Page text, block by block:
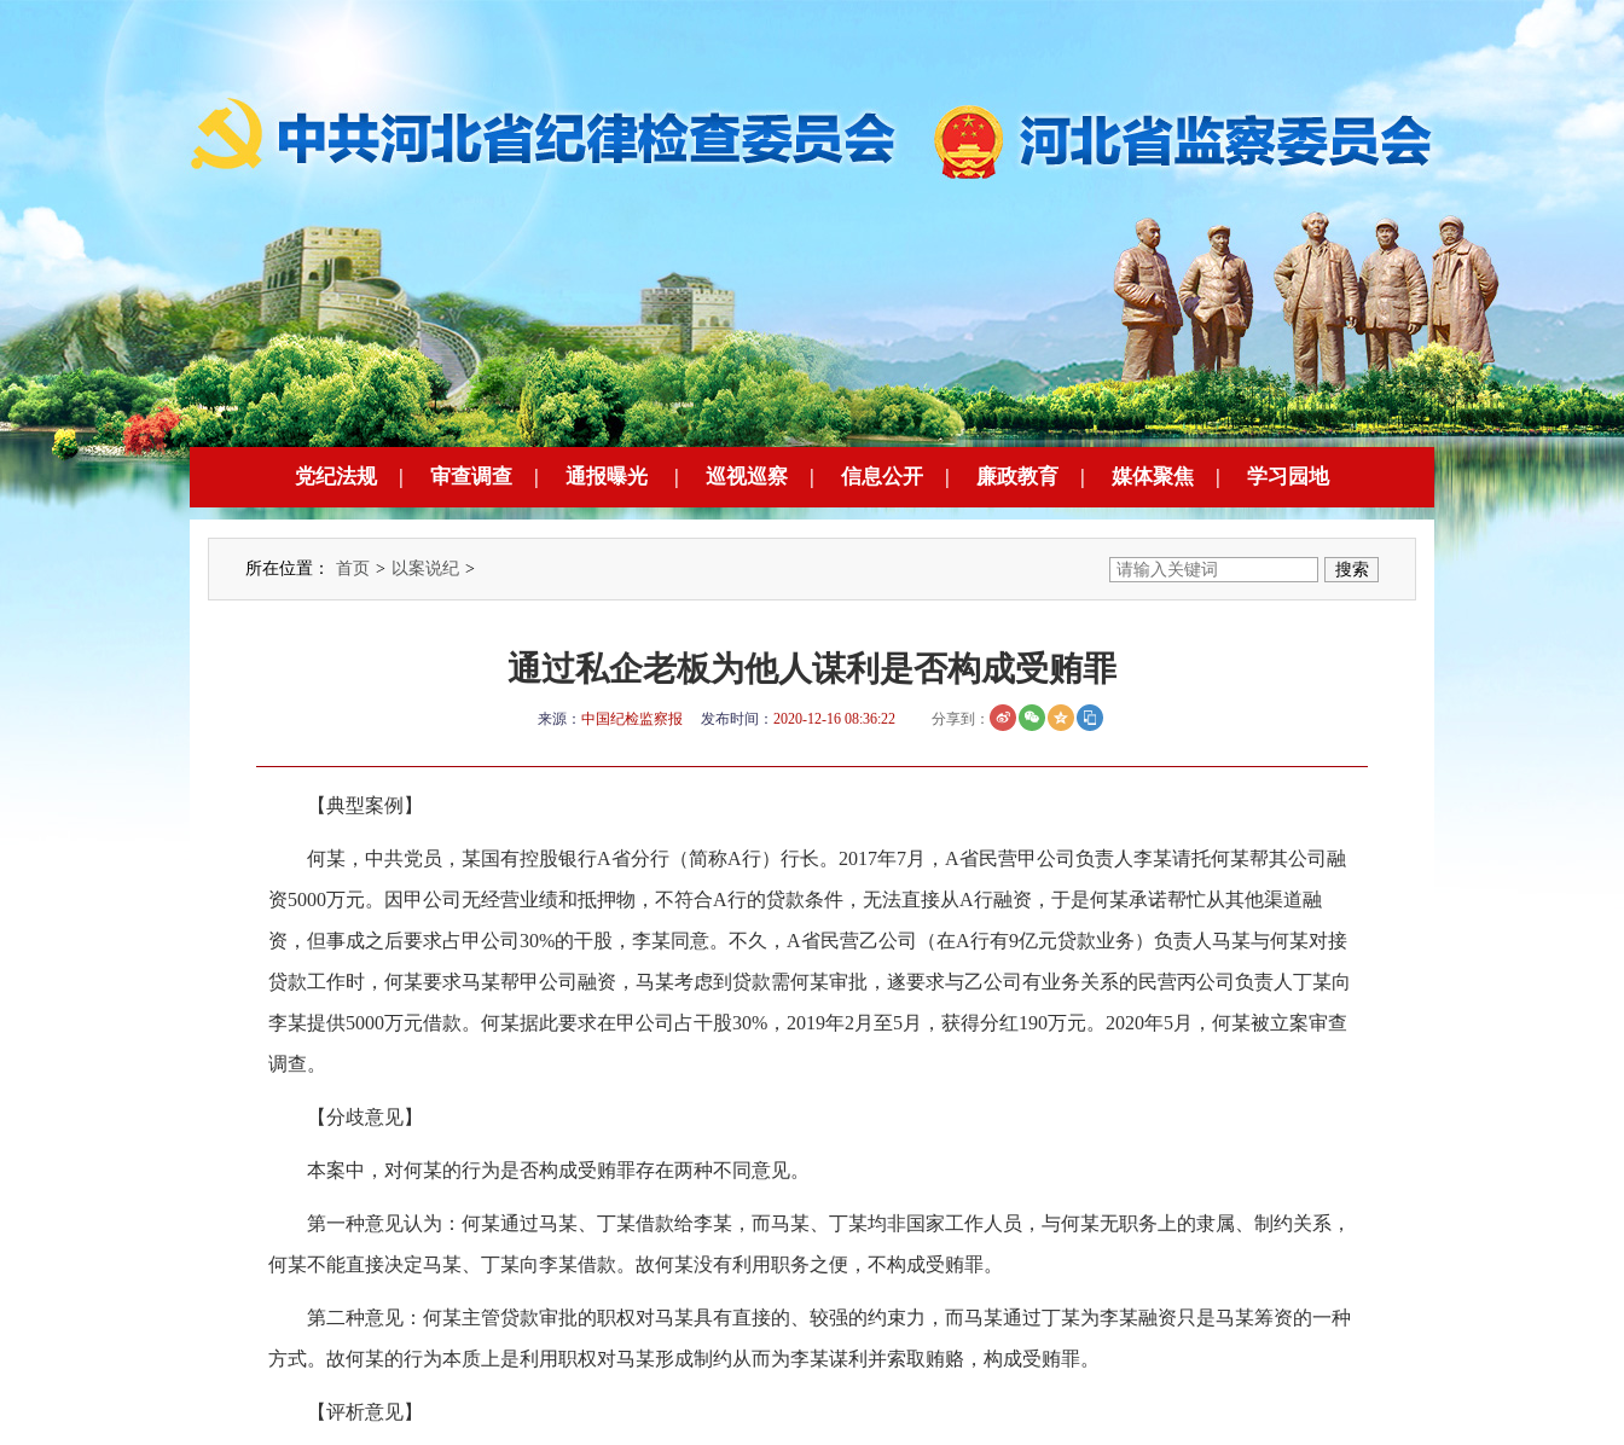
党纪法规 | 审查调查 | 通报曝光 | 巡视巡察 | 信息公开 | 廉政教育 | 媒体聚焦 | 学习园地
所在位置： 首页 > 以案说纪 >
通过私企老板为他人谋利是否构成受贿罪
来源： 中国纪检监察报 发布时间： 2020-12-16 08:36:22 分享到：
【典型案例】
何某，中共党员，某国有控股银行A省分行（简称A行）行长。2017年7月，A省民营甲公司负责人李某请托何某帮其公司融
资5000万元。因甲公司无经营业绩和抵押物，不符合A行的贷款条件，无法直接从A行融资，于是何某承诺帮忙从其他渠道融
资，但事成之后要求占甲公司30%的干股，李某同意。不久，A省民营乙公司（在A行有9亿元贷款业务）负责人马某与何某对接
贷款工作时，何某要求马某帮甲公司融资，马某考虑到贷款需何某审批，遂要求与乙公司有业务关系的民营丙公司负责人丁某向
李某提供5000万元借款。何某据此要求在甲公司占干股30%，2019年2月至5月，获得分红190万元。2020年5月，何某被立案审查
调查。
【分歧意见】
本案中，对何某的行为是否构成受贿罪存在两种不同意见。
第一种意见认为：何某通过马某、丁某借款给李某，而马某、丁某均非国家工作人员，与何某无职务上的隶属、制约关系，
何某不能直接决定马某、丁某向李某借款。故何某没有利用职务之便，不构成受贿罪。
第二种意见：何某主管贷款审批的职权对马某具有直接的、较强的约束力，而马某通过丁某为李某融资只是马某筹资的一种
方式。故何某的行为本质上是利用职权对马某形成制约从而为李某谋利并索取贿赂，构成受贿罪。
【评析意见】